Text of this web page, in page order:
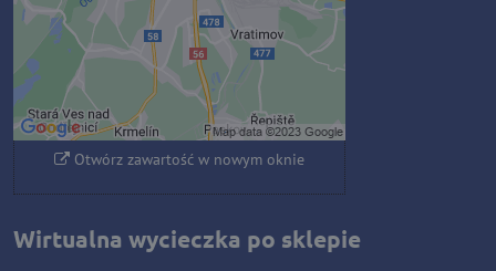
Zezwól raz
Zezwalaj zawsze - zgadzam się z
typem pliku cookie: Funkcjonalny
Otwórz zawartość w nowym oknie
Wirtualna wycieczka po sklepie